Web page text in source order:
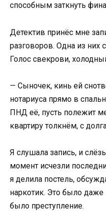
способным заткнуть
Детектив принёс мне
разговоров. Одна из них
Голос свекрови,
— Сыночек, кинь ей
нотариуса прямо в
ПНД её, пусть полежит
квартиру толкнём, с
Я слушала запись, и
момент исчезли
я делила постель,
наркотик. Это было даже
было преступление.